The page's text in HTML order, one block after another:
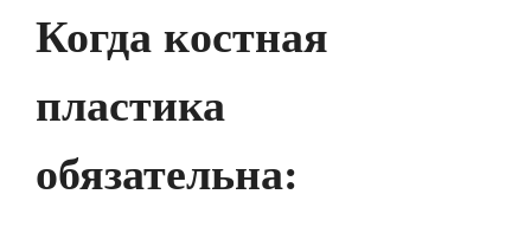
Когда костная
пластика
обязательна: